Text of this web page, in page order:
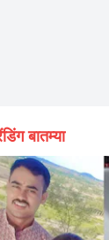
बातम्या